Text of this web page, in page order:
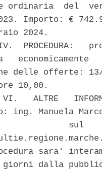
ordinaria  del
Importo: €
2024.
PROCEDURA:
delle offerte:
10,00.
VI.   ALTRE
ing. Manuela
sul
sara'
giorni dalla